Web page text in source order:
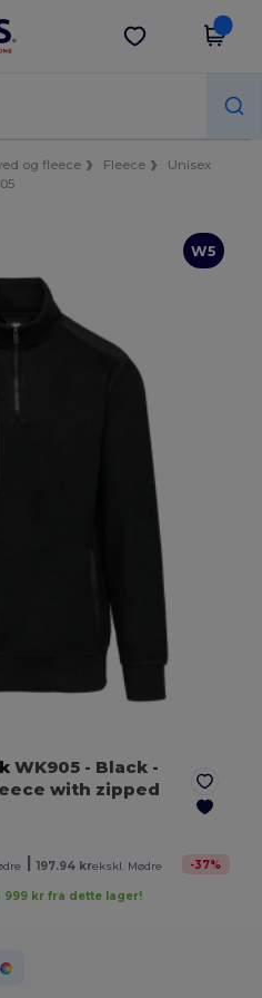
Hent app
og fleece Fleece
Unisex
W5
WK905 - Black -
with zipped
197.94 krekskl. Mødre -37%
999 kr fra dette lager!